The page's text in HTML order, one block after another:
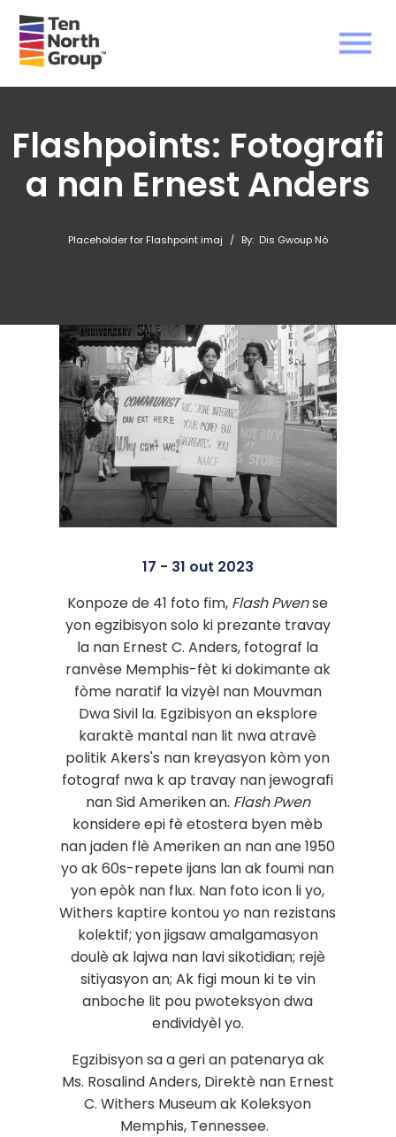
Flashpoints: Fotografi
a nan Ernest Anders
Placeholder for Flashpoint imaj / By: Dis Gwoup Nò
17 - 31 out 2023
Konpoze de 41 foto fim, Flash Pwense
yon egzibisyon solo ki prezante travay
la nan Ernest C. Anders, fotograf la
ranvèse Memphis-fèt ki dokimante ak
fòme naratif la vizyèl nan Mouvman
Dwa Sivil la. Egzibisyon an eksplore
karaktè mantal nan lit nwa atravè
politik Akers's nan kreyasyon kòm yon
fotograf nwa k ap travay nan jewografi
nan Sid Ameriken an. Flash Pwen
konsidere epi fè etostera byen mèb
nan jaden flè Ameriken an nan ane 1950
yo ak 60s-repete ijans lan ak foumi nan
yon epòk nan flux. Nan foto icon li yo,
Withers kaptire kontou yo nan rezistans
kolektif; yon jigsaw amalgamasyon
doulè ak lajwa nan lavi sikotidian; rejè
sitiyasyon an; Ak figi moun ki te vin
anboche lit pou pwoteksyon dwa
endividyèl yo.
Egzibisyon sa a geri an patenarya ak
Ms. Rosalind Anders, Direktè nan Ernest
C. Withers Museum ak Koleksyon
Memphis, Tennessee.